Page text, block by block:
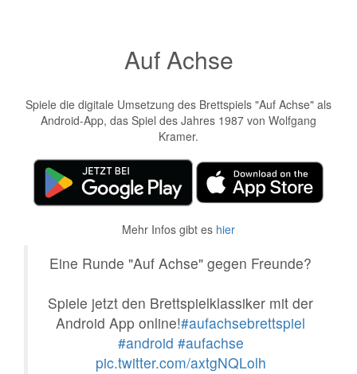
Auf Achse
Spiele die digitale Umsetzung des Brettspiels "Auf Achse" als
Android-App, das Spiel des Jahres 1987 von Wolfgang
Kramer.
Mehr Infos gibt es hier
Eine Runde "Auf Achse" gegen Freunde?
Spiele jetzt den Brettspielklassiker mit der
Android App online!#aufachsebrettspiel
#android #aufachse
pic.twitter.com/axtgNQLolh